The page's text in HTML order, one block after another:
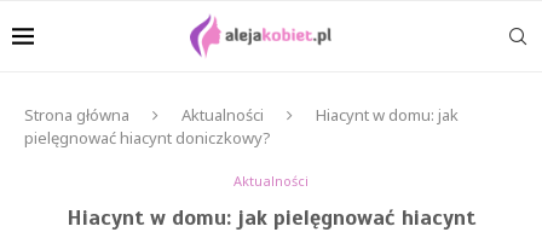
Strona główna Aktualności
Hiacynt w domu: jak
pielęgnować hiacynt doniczkowy?
Aktualności
Hiacynt w domu: jak pielęgnować hiacynt